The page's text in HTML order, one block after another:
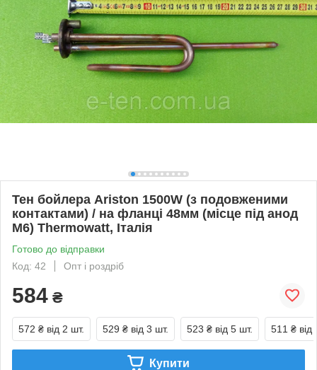
Тен бойлера Ariston 1500W (з подовженими
контактами) / на фланці 48мм (місце під анод
М6) Thermowatt, Італія
Готово до відправки
Код: 42
Опт і роздріб
584 ₴
572 ₴ від 2 шт. 529 ₴ від 3 шт. 523 ₴ від 5 шт. 511 ₴ від
Купити